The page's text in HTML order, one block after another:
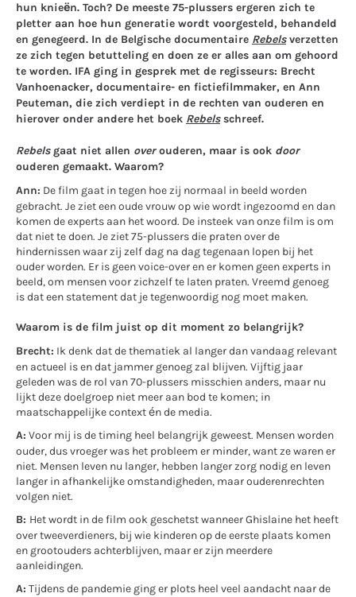
hun knieën. Toch? De meeste 75-plussers ergeren zich te
pletter aan hoe hun generatie wordt voorgesteld, behandeld
en genegeerd. In de Belgische documentaire Rebelsverzetten
ze zich tegen betutteling en doen ze er alles aan om gehoord
te worden. IFA ging in gesprek met de regisseurs: Brecht
Vanhoenacker, documentaire- en fictiefilmmaker, en Ann
Peuteman, die zich verdiept in de rechten van ouderen en
hierover onder andere het boek Rebelsschreef.
Rebelsgaat niet allen overouderen, maar is ook door
ouderen gemaakt. Waarom?
Ann: De film gaat in tegen hoe zij normaal in beeld worden
gebracht. Je ziet een oude vrouw op wie wordt ingezoomd en dan
komen de experts aan het woord. De insteek van onze film is om
dat niet te doen. Je ziet 75-plussers die praten over de
hindernissen waar zij zelf dag na dag tegenaan lopen bij het
ouder worden. Er is geen voice-over en er komen geen experts in
beeld, om mensen voor zichzelf te laten praten. Vreemd genoeg
is dat een statement dat je tegenwoordig nog moet maken.
Waarom is de film juist op dit moment zo belangrijk?
Brecht: Ik denk dat de thematiek al langer dan vandaag relevant
en actueel is en dat jammer genoeg zal blijven. Vijftig jaar
geleden was de rol van 70-plussers misschien anders, maar nu
lijkt deze doelgroep niet meer aan bod te komen; in
maatschappelijke context én de media.
A: Voor mij is de timing heel belangrijk geweest. Mensen worden
ouder, dus vroeger was het probleem er minder, want ze waren er
niet. Mensen leven nu langer, hebben langer zorg nodig en leven
langer in afhankelijke omstandigheden, maar ouderenrechten
volgen niet.
B: Het wordt in de film ook geschetst wanneer Ghislaine het heeft
over tweeverdieners, bij wie kinderen op de eerste plaats komen
en grootouders achterblijven, maar er zijn meerdere
aanleidingen.
A: Tijdens de pandemie ging er plots heel veel aandacht naar de